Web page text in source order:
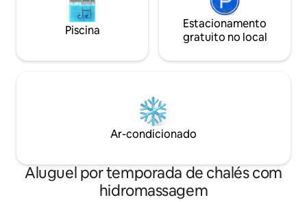
Piscina
Estacionamento
gratuito no local
Ar-condicionado
Aluguel por temporada de chalés com
hidromassagem